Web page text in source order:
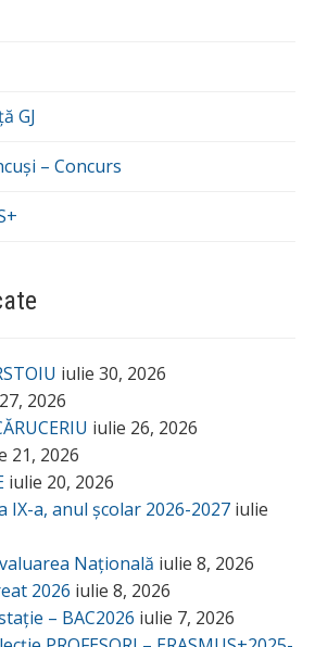
GJ
– Concurs
iulie 30, 2026
2026
iulie 26, 2026
21, 2026
iulie 20, 2026
IX-a, anul școlar 2026-2027 iulie
Națională iulie 8, 2026
2026 iulie 8, 2026
– BAC2026 iulie 7, 2026